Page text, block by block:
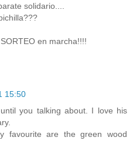
solidario....
en marcha!!!!
15:50
you talking about. I love his
favourite are the green wood